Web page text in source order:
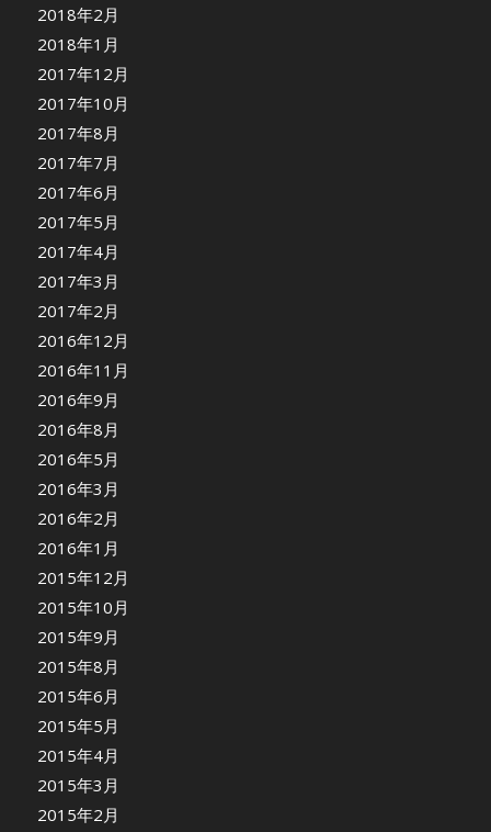
2018年2月
2018年1月
2017年12月
2017年10月
2017年8月
2017年7月
2017年6月
2017年5月
2017年4月
2017年3月
2017年2月
2016年12月
2016年11月
2016年9月
2016年8月
2016年5月
2016年3月
2016年2月
2016年1月
2015年12月
2015年10月
2015年9月
2015年8月
2015年6月
2015年5月
2015年4月
2015年3月
2015年2月